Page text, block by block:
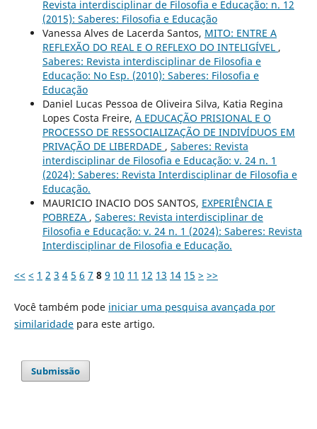
Revista interdisciplinar de Filosofia e Educação: n. 12
(2015): Saberes: Filosofia e Educação
Vanessa Alves de Lacerda Santos, MITO: ENTRE A
REFLEXÃO DO REAL E O REFLEXO DO INTELIGÍVEL ,
Saberes: Revista interdisciplinar de Filosofia e
Educação: No Esp. (2010): Saberes: Filosofia e
Educação
Daniel Lucas Pessoa de Oliveira Silva, Katia Regina
Lopes Costa Freire, A EDUCAÇÃO PRISIONAL E O
PROCESSO DE RESSOCIALIZAÇÃO DE INDIVÍDUOS EM
PRIVAÇÃO DE LIBERDADE , Saberes: Revista
interdisciplinar de Filosofia e Educação: v. 24 n. 1
(2024): Saberes: Revista Interdisciplinar de Filosofia e
Educação.
MAURICIO INACIO DOS SANTOS, EXPERIÊNCIA E
POBREZA , Saberes: Revista interdisciplinar de
Filosofia e Educação: v. 24 n. 1 (2024): Saberes: Revista
Interdisciplinar de Filosofia e Educação.
<< < 1 2 3 4 5 6 7 8 9 10 11 12 13 14 15 > >>
Você também pode iniciar uma pesquisa avançada por
similaridadepara este artigo.
Submissão